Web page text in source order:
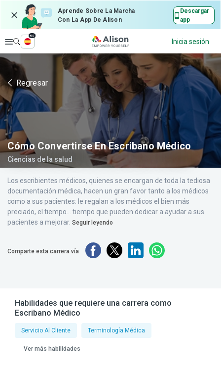
Aprende Sobre La Marcha
Con La App De Alison
Descargar
app
Explorar
es
Inicia sesión
Regresar
Cómo Convertirse En Escribano Médico
Ciencias de la salud
Los escribientes médicos, quienes se encargan de toda la tediosa
documentación médica, hacen un gran favor tanto a los médicos
como a sus pacientes: le regalan a los médicos el bien más
preciado, el tiempo... tiempo que pueden dedicar a ayudar a sus
pacientes a mejorar. Seguir leyendo
Comparte esta carrera vía
Habilidades que requiere una carrera como
Escribano Médico
Servicio Al Cliente Terminología Médica
Ver más habilidades